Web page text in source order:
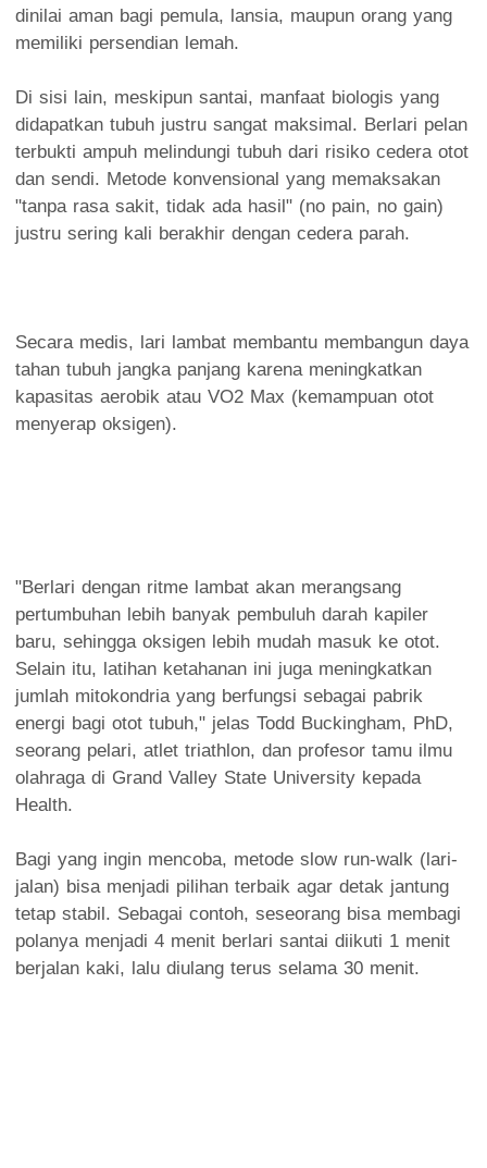
dinilai aman bagi pemula, lansia, maupun orang yang
memiliki persendian lemah.
Di sisi lain, meskipun santai, manfaat biologis yang
didapatkan tubuh justru sangat maksimal. Berlari pelan
terbukti ampuh melindungi tubuh dari risiko cedera otot
dan sendi. Metode konvensional yang memaksakan
"tanpa rasa sakit, tidak ada hasil" (no pain, no gain)
justru sering kali berakhir dengan cedera parah.
Secara medis, lari lambat membantu membangun daya
tahan tubuh jangka panjang karena meningkatkan
kapasitas aerobik atau VO2 Max (kemampuan otot
menyerap oksigen).
"Berlari dengan ritme lambat akan merangsang
pertumbuhan lebih banyak pembuluh darah kapiler
baru, sehingga oksigen lebih mudah masuk ke otot.
Selain itu, latihan ketahanan ini juga meningkatkan
jumlah mitokondria yang berfungsi sebagai pabrik
energi bagi otot tubuh," jelas Todd Buckingham, PhD,
seorang pelari, atlet triathlon, dan profesor tamu ilmu
olahraga di Grand Valley State University kepada
Health.
Bagi yang ingin mencoba, metode slow run-walk (lari-
jalan) bisa menjadi pilihan terbaik agar detak jantung
tetap stabil. Sebagai contoh, seseorang bisa membagi
polanya menjadi 4 menit berlari santai diikuti 1 menit
berjalan kaki, lalu diulang terus selama 30 menit.